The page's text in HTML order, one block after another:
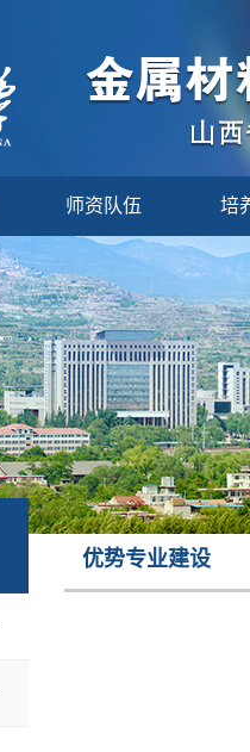
师资队伍 培
优势专业建设